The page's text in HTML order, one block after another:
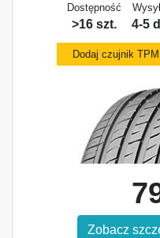
Dostępność
>16 szt. 4-5
Dodaj czujnik
Zobacz